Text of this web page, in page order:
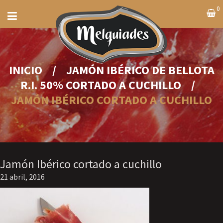
0
INICIO /
JAMÓN IBÉRICO DE BELLOTA
R.I. 50% CORTADO A CUCHILLO
/
JAMÓN IBÉRICO CORTADO A CUCHILLO
Jamón Ibérico cortado a cuchillo
21 abril, 2016